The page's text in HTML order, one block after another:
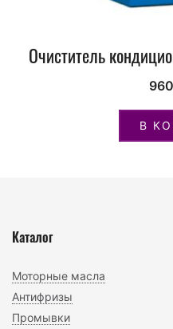
Очиститель
В
Каталог
Моторные масла
Антифризы
Промывки